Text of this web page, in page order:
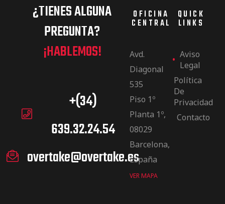
¿TIENES ALGUNA
PREGUNTA?
¡HABLEMOS!
+(34)
639.32.24.54
overtake@overtake.es
OFICINA
CENTRAL
Avd.
Diagonal
535
Piso 1º
Planta 1º,
08029
Barcelona,
España
VER MAPA
QUICK
LINKS
Aviso
Legal
Política
De
Privacidad
Contacto